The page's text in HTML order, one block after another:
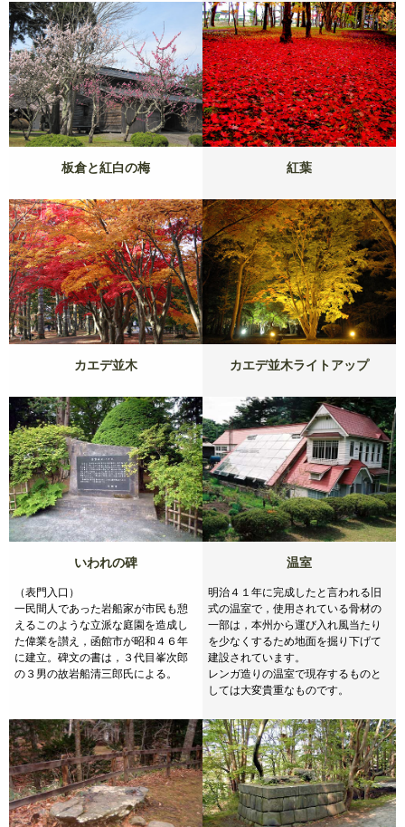
板倉と紅白の梅 紅葉
カエデ並木 カエデ並木ライトアップ
いわれの碑
（表門入口）
一民間人であった岩船家が市民も憩
えるこのような立派な庭園を造成し
た偉業を讃え，函館市が昭和４６年
に建立。碑文の書は，３代目峯次郎
の３男の故岩船清三郎氏による。
温室
明治４１年に完成したと言われる旧
式の温室で，使用されている骨材の
一部は，本州から運び入れ風当たり
を少なくするため地面を掘り下げて
建設されています。
レンガ造りの温室で現存するものと
しては大変貴重なものです。